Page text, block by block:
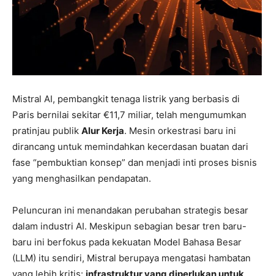
Mistral AI, pembangkit tenaga listrik yang berbasis di
Paris bernilai sekitar €11,7 miliar, telah mengumumkan
pratinjau publik Alur Kerja. Mesin orkestrasi baru ini
dirancang untuk memindahkan kecerdasan buatan dari
fase “pembuktian konsep” dan menjadi inti proses bisnis
yang menghasilkan pendapatan.
Peluncuran ini menandakan perubahan strategis besar
dalam industri AI. Meskipun sebagian besar tren baru-
baru ini berfokus pada kekuatan Model Bahasa Besar
(LLM) itu sendiri, Mistral berupaya mengatasi hambatan
yang lebih kritis: infrastruktur yang diperlukan untuk